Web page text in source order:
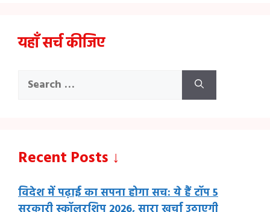
यहाँ सर्च कीजिए
Search
Recent Posts ↓
विदेश में पढ़ाई का सपना होगा सच: ये हैं टॉप 5